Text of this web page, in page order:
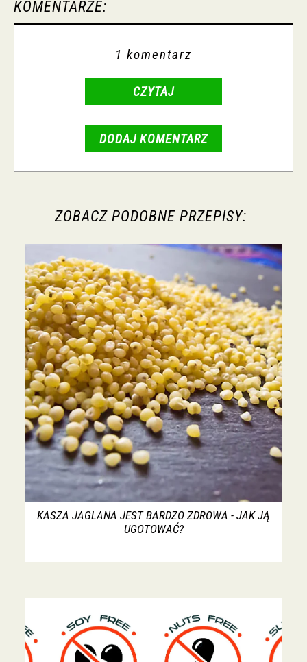
KOMENTARZE:
1 komentarz
CZYTAJ
DODAJ KOMENTARZ
ZOBACZ PODOBNE PRZEPISY:
KASZA JAGLANA JEST BARDZO ZDROWA - JAK JĄ
UGOTOWAĆ?